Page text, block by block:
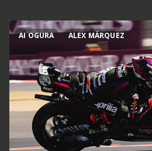
AI OGURA ALEX MÁRQUEZ